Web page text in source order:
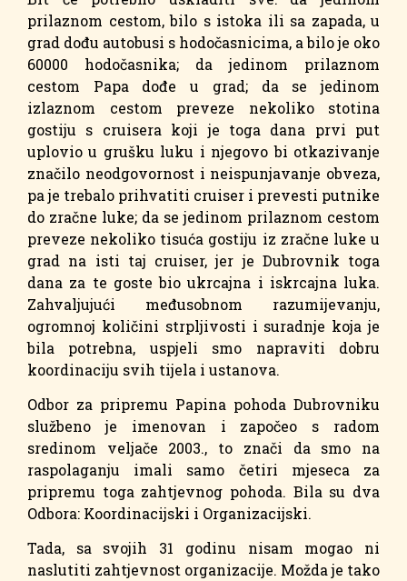
prilaznom cestom, bilo s istoka ili sa zapada, u
grad dođu autobusi s hodočasnicima, a bilo je oko
60000 hodočasnika; da jedinom prilaznom
cestom Papa dođe u grad; da se jedinom
izlaznom cestom preveze nekoliko stotina
gostiju s cruisera koji je toga dana prvi put
uplovio u grušku luku i njegovo bi otkazivanje
značilo neodgovornost i neispunjavanje obveza,
pa je trebalo prihvatiti cruiser i prevesti putnike
do zračne luke; da se jedinom prilaznom cestom
preveze nekoliko tisuća gostiju iz zračne luke u
grad na isti taj cruiser, jer je Dubrovnik toga
dana za te goste bio ukrcajna i iskrcajna luka.
Zahvaljujući međusobnom razumijevanju,
ogromnoj količini strpljivosti i suradnje koja je
bila potrebna, uspjeli smo napraviti dobru
koordinaciju svih tijela i ustanova.
Odbor za pripremu Papina pohoda Dubrovniku
službeno je imenovan i započeo s radom
sredinom veljače 2003., to znači da smo na
raspolaganju imali samo četiri mjeseca za
pripremu toga zahtjevnog pohoda. Bila su dva
Odbora: Koordinacijski i Organizacijski.
Tada, sa svojih 31 godinu nisam mogao ni
naslutiti zahtjevnost organizacije. Možda je tako